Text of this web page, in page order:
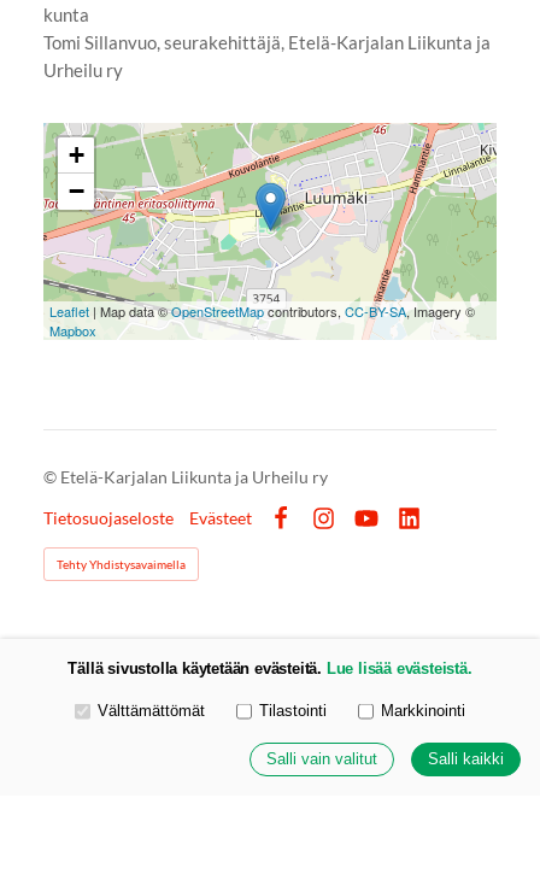
kunta
Tomi Sillanvuo, seurakehittäjä, Etelä-Karjalan Liikunta ja
Urheilu ry
+
−
Leaflet| Map data ©OpenStreetMapcontributors, CC-BY-SA, Imagery ©
Mapbox
© Etelä-Karjalan Liikunta ja Urheilu ry
Tietosuojaseloste
Evästeet
Tehty Yhdistysavaimella
Tällä sivustolla käytetään evästeitä. Lue lisää evästeistä.
Valitse käytettävät evästeet
Välttämättömät Tilastointi Markkinointi
Salli vain valitut Salli kaikki